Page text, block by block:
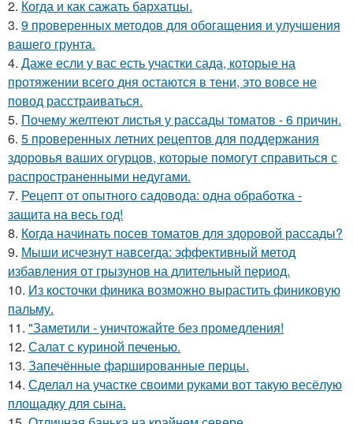
2. Когда и как сажать бархатцы.
3. 9 проверенных методов для обогащения и улучшения
вашего грунта.
4. Даже если у вас есть участки сада, которые на
протяжении всего дня остаются в тени, это вовсе не
повод расстраиваться.
5. Почему желтеют листья у рассады томатов - 6 причин.
6. 5 проверенных летних рецептов для поддержания
здоровья ваших огурцов, которые помогут справиться с
распространенными недугами.
7. Рецепт от опытного садовода: одна обработка -
защита на весь год!
8. Когда начинать посев томатов для здоровой рассады?
9. Мыши исчезнут навсегда: эффективный метод
избавления от грызунов на длительный период.
10. Из косточки финика возможно вырастить финиковую
пальму.
11. "Заметили - уничтожайте без промедления!
12. Салат с куриной печенью.
13. Запечённые фаршированные перцы.
14. Сделал на участке своими руками вот такую весёлую
площадку для сына.